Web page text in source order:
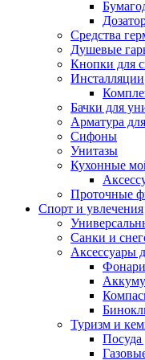
Средства
Душевые
Кнопки для
Инсталляции
Бачки для
Арматура
Сифоны
Унитазы
Кухонные
Проточные
Спорт и увлечения
Санки и
Аксессуары
Фонари
Туризм и
Посуда